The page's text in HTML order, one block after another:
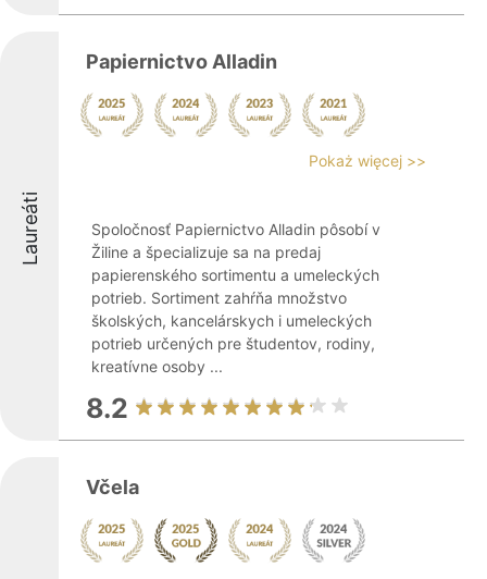
Laureáti
Papiernictvo Alladin
Pokaż więcej >>
Spoločnosť Papiernictvo Alladin pôsobí v
Žiline a špecializuje sa na predaj
papierenského sortimentu a umeleckých
potrieb. Sortiment zahŕňa množstvo
školských, kancelárskych i umeleckých
potrieb určených pre študentov, rodiny,
kreatívne osoby ...
8.2
Včela